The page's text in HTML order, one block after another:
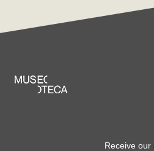
Receive our